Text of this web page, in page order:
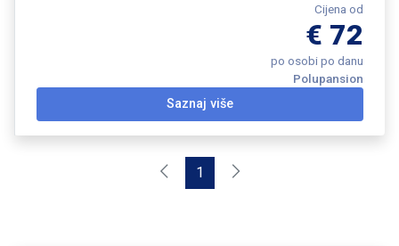
Cijena od
€ 72
po osobi po danu
Polupansion
Saznaj više
1